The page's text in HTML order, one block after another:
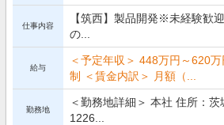
仕事内容
【筑西】製品開発※未経験歓
の...
給与
＜予定年収＞ 448万円～620
制 ＜賃金内訳＞ 月額（...
勤務地
＜勤務地詳細＞ 本社 住所：
1226...